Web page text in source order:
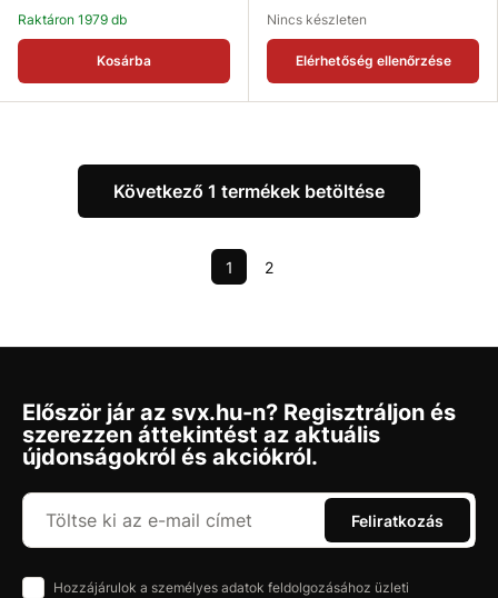
Raktáron 1979 db
Kosárba
Nincs készleten
Elérhetőség ellenőrzése
Következő 1 termékek betöltése
1 2
Először jár az svx.hu-n? Regisztráljon és
szerezzen áttekintést az aktuális
újdonságokról és akciókról.
Feliratkozás
Hozzájárulok a személyes adatok feldolgozásához üzleti